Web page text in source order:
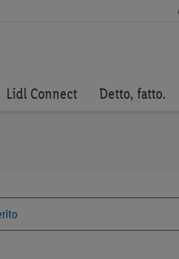
Lidl Connect Detto, fatto.